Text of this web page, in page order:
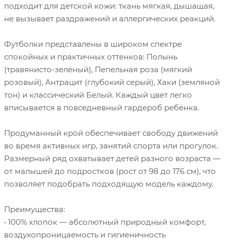
подходит для детской кожи: ткань мягкая, дышащая,
не вызывает раздражений и аллергических реакций.
Футболки представлены в широком спектре
спокойных и практичных оттенков: Полынь
(травянисто-зелёный), Пепельная роза (мягкий
розовый), Антрацит (глубокий серый), Хаки (земляной
тон) и классический Белый. Каждый цвет легко
вписывается в повседневный гардероб ребёнка.
Продуманный крой обеспечивает свободу движений
во время активных игр, занятий спорта или прогулок.
Размерный ряд охватывает детей разного возраста —
от малышей до подростков (рост от 98 до 176 см), что
позволяет подобрать подходящую модель каждому.
Преимущества:
• 100% хлопок — абсолютный природный комфорт,
воздухопроницаемость и гигиеничность